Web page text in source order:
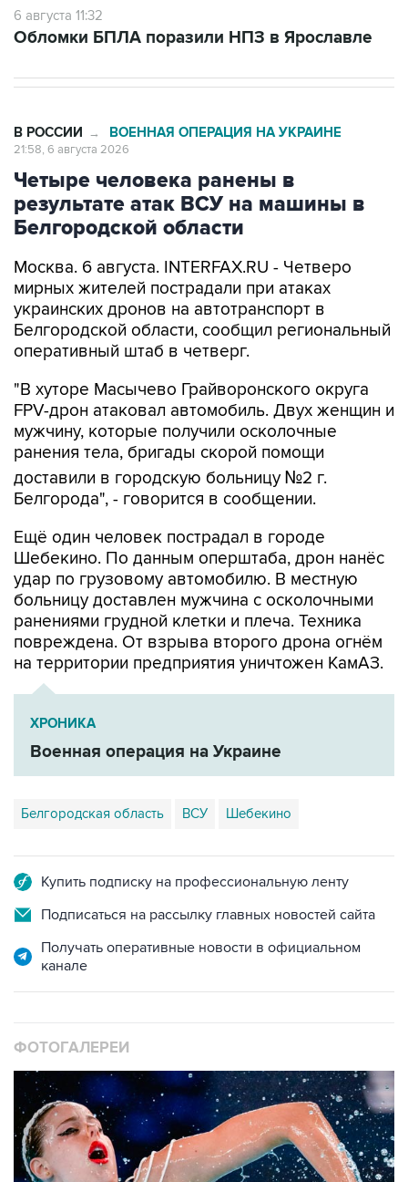
6 августа 11:32
Обломки БПЛА поразили НПЗ в Ярославле
В РОССИИ → ВОЕННАЯ ОПЕРАЦИЯ НА УКРАИНЕ
21:58, 6 августа 2026
Четыре человека ранены в
результате атак ВСУ на машины в
Белгородской области
Москва. 6 августа. INTERFAX.RU - Четверо
мирных жителей пострадали при атаках
украинских дронов на автотранспорт в
Белгородской области, сообщил региональный
оперативный штаб в четверг.
"В хуторе Масычево Грайворонского округа
FPV-дрон атаковал автомобиль. Двух женщин и
мужчину, которые получили осколочные
ранения тела, бригады скорой помощи
доставили в городскую больницу №2 г.
Белгорода", - говорится в сообщении.
Ещё один человек пострадал в городе
Шебекино. По данным оперштаба, дрон нанёс
удар по грузовому автомобилю. В местную
больницу доставлен мужчина с осколочными
ранениями грудной клетки и плеча. Техника
повреждена. От взрыва второго дрона огнём
на территории предприятия уничтожен КамАЗ.
ХРОНИКА
Военная операция на Украине
Белгородская область ВСУ Шебекино
Купить подписку на профессиональную ленту
Подписаться на рассылку главных новостей сайта
Получать оперативные новости в официальном
канале
ФОТОГАЛЕРЕИ